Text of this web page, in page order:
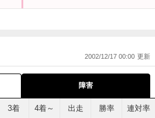
2002/12/17 00:00
障害
3着 4着～ 出走 勝率 連対率